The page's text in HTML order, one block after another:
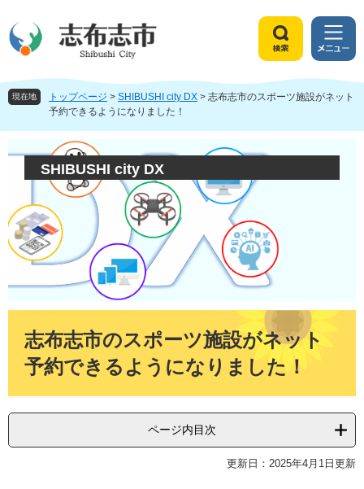
ジ
頭
ュ
飛
索
メ
ニ
ュ
ー
現在地 トップページ > SHIBUSHI city DX > 志布志市のスポーツ施設がネット
予約できるようになりました！
SHIBUSHI city DX
志布志市のスポーツ施設がネット
予約できるようになりました！
ページ内目次
更新日：2025年4月1日更新